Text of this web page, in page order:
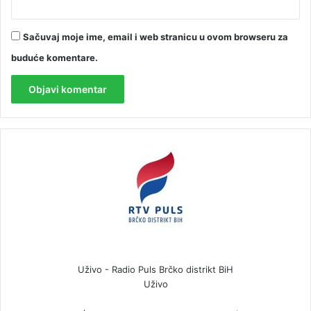
Sačuvaj moje ime, email i web stranicu u ovom browseru za
buduće komentare.
Uživo - Radio Puls Brčko distrikt BiH
Uživo